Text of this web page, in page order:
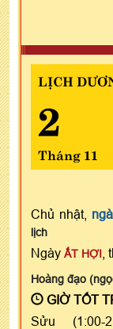
LỊCH
2
Tháng 11
Chủ nhật,
lịch
Ngày ẤT HỢI
Hoàng đạo
GIỜ TỐT
Sửu (1:00-